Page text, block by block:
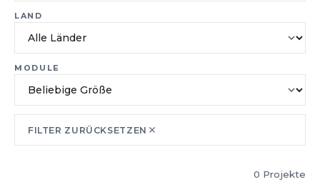
LAND
MODULE
FILTER ZURÜCKSETZEN
0 Projekte